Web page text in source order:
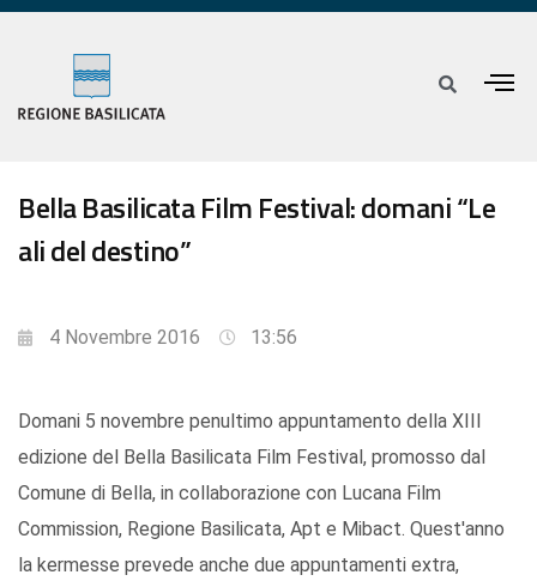
Bella Basilicata Film Festival: domani “Le
ali del destino”
4 Novembre 2016 13:56
Domani 5 novembre penultimo appuntamento della XIII
edizione del Bella Basilicata Film Festival, promosso dal
Comune di Bella, in collaborazione con Lucana Film
Commission, Regione Basilicata, Apt e Mibact. Quest'anno
la kermesse prevede anche due appuntamenti extra,